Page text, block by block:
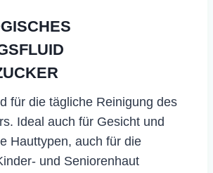
für die tägliche Reinigung des
Ideal auch für Gesicht und
Hauttypen, auch für die
und Seniorenhaut